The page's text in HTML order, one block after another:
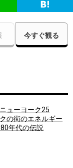
今すぐ観る
ューヨーク25
の街のエネルギー
年代の伝説